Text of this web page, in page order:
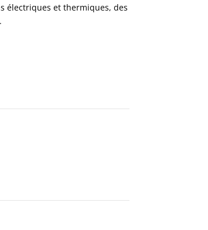
électriques et thermiques, des